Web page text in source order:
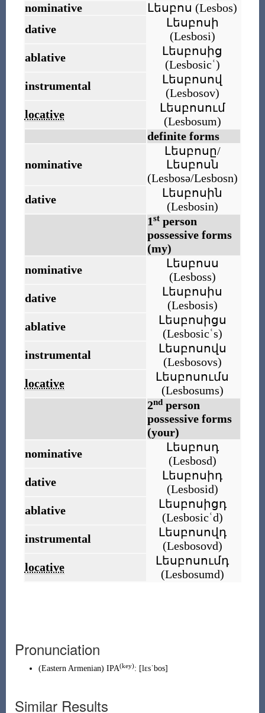
nominative
Լեսբոս (Lesbos)
dative
Լեսբոսի
(Lesbosi)
ablative
Լեսբոսից
(Lesbosicʿ)
instrumental
Լեսբոսով
(Lesbosov)
locative
Լեսբոսում
(Lesbosum)
definite forms
nominative
Լեսբոսը/
Լեսբոսն
(Lesbosə/Lesbosn)
dative
Լեսբոսին
(Lesbosin)
1stperson
possessive forms
(my)
nominative
Լեսբոսս
(Lesboss)
dative
Լեսբոսիս
(Lesbosis)
ablative
Լեսբոսիցս
(Lesbosicʿs)
instrumental
Լեսբոսովս
(Lesbosovs)
locative
Լեսբոսումս
(Lesbosums)
2ndperson
possessive forms
(your)
nominative
Լեսբոսդ
(Lesbosd)
dative
Լեսբոսիդ
(Lesbosid)
ablative
Լեսբոսիցդ
(Lesbosicʿd)
instrumental
Լեսբոսովդ
(Lesbosovd)
locative
Լեսբոսումդ
(Lesbosumd)
Pronunciation
(Eastern Armenian) IPA(key): [lɛsˈbos]
Similar Results